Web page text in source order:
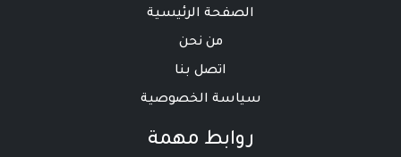
الصفحة الرئيسية
من نحن
اتصل بنا
سياسة الخصوصية
روابط مهمة